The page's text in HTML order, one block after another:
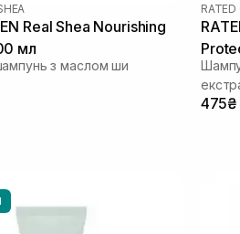
Real Shea Nourishing
мл
з маслом ши
RATED
475₴